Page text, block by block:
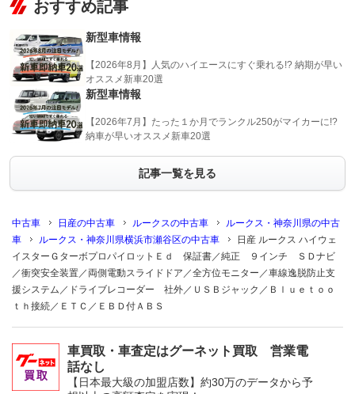
おすすめ記事
新型車情報
【2026年8月】人気のハイエースにすぐ乗れる!? 納期が早い
オススメ新車20選
新型車情報
【2026年7月】たった１か月でランクル250がマイカーに!?
納車が早いオススメ新車20選
記事一覧を見る
中古車 日産の中古車 ルークスの中古車
ルークス・神奈川県の中古
車
ルークス・神奈川県横浜市瀬谷区の中古車
日産 ルークス ハイウェ
イスターＧターボプロパイロットＥｄ 保証書／純正 ９インチ ＳＤナビ
／衝突安全装置／両側電動スライドドア／全方位モニター／車線逸脱防止支
援システム／ドライブレコーダー 社外／ＵＳＢジャック／Ｂｌｕｅｔｏｏ
ｔｈ接続／ＥＴＣ／ＥＢＤ付ＡＢＳ
車買取・車査定はグーネット買取 営業電
話なし
【日本最大級の加盟店数】約30万のデータから予